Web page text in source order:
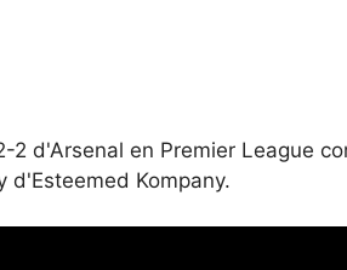
2 d'Arsenal en Premier League
d'Esteemed Kompany.